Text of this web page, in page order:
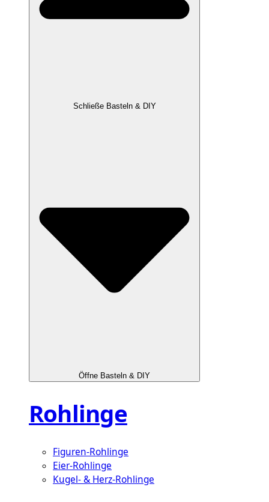
Schließe Basteln & DIY
Öffne Basteln & DIY
Rohlinge
Figuren-Rohlinge
Eier-Rohlinge
Kugel- & Herz-Rohlinge